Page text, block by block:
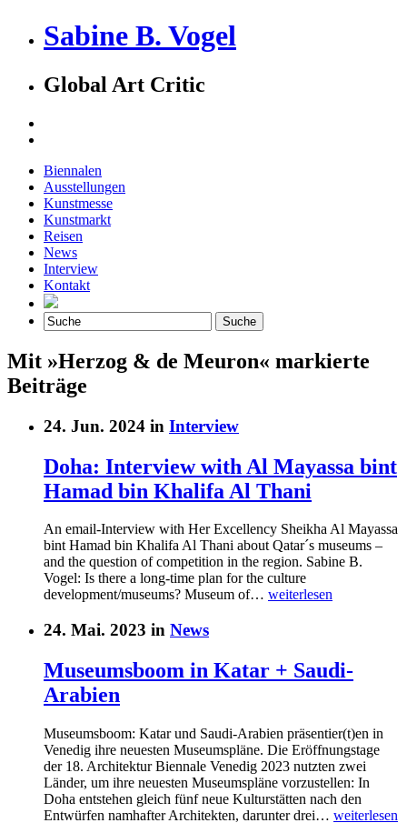
Sabine B. Vogel
Global Art Critic
Biennalen
Ausstellungen
Kunstmesse
Kunstmarkt
Reisen
News
Interview
Kontakt
Mit »Herzog & de Meuron« markierte
Beiträge
24. Jun. 2024 in Interview
Doha: Interview with Al Mayassa bint
Hamad bin Khalifa Al Thani
An email-Interview with Her Excellency Sheikha Al Mayassa
bint Hamad bin Khalifa Al Thani about Qatar´s museums –
and the question of competition in the region. Sabine B.
Vogel: Is there a long-time plan for the culture
development/museums? Museum of… weiterlesen
24. Mai. 2023 in News
Museumsboom in Katar + Saudi-
Arabien
Museumsboom: Katar und Saudi-Arabien präsentier(t)en in
Venedig ihre neuesten Museumspläne. Die Eröffnungstage
der 18. Architektur Biennale Venedig 2023 nutzten zwei
Länder, um ihre neuesten Museumspläne vorzustellen: In
Doha entstehen gleich fünf neue Kulturstätten nach den
Entwürfen namhafter Architekten, darunter drei… weiterlesen